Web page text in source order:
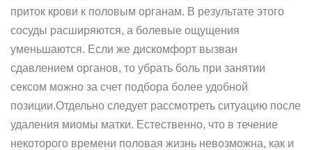
приток крови к половым органам. В результате этого
сосуды расширяются, а болевые ощущения
уменьшаются. Если же дискомфорт вызван
сдавлением органов, то убрать боль при занятии
сексом можно за счет подбора более удобной
позиции.Отдельно следует рассмотреть ситуацию после
удаления миомы матки. Естественно, что в течение
некоторого времени половая жизнь невозможна, как и